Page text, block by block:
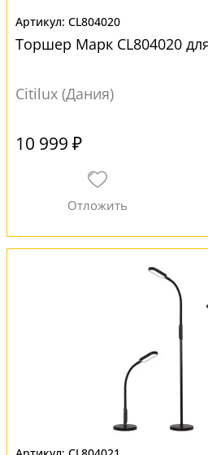
CL804020
Торшер Марк CL804020
Citilux (Дания)
10 999 ₽